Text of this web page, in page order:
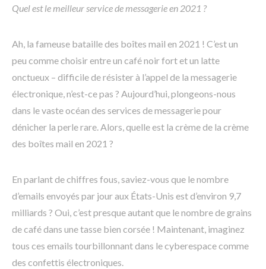
Quel est le meilleur service de messagerie en 2021 ?
Ah, la fameuse bataille des boîtes mail en 2021 ! C’est un
peu comme choisir entre un café noir fort et un latte
onctueux – difficile de résister à l’appel de la messagerie
électronique, n’est-ce pas ? Aujourd’hui, plongeons-nous
dans le vaste océan des services de messagerie pour
dénicher la perle rare. Alors, quelle est la crème de la crème
des boîtes mail en 2021 ?
En parlant de chiffres fous, saviez-vous que le nombre
d’emails envoyés par jour aux États-Unis est d’environ 9,7
milliards ? Oui, c’est presque autant que le nombre de grains
de café dans une tasse bien corsée ! Maintenant, imaginez
tous ces emails tourbillonnant dans le cyberespace comme
des confettis électroniques.